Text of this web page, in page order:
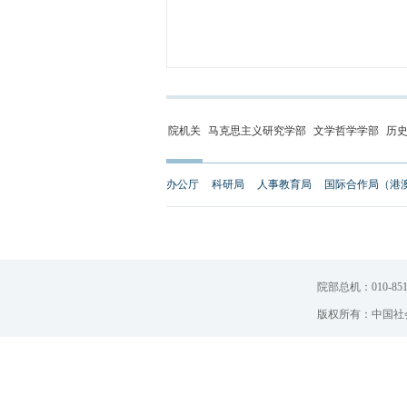
院机关 马克思主义研究学部 文学哲学学部 历
办公厅 科研局 人事教育局 国际合作局（港
院部总机：010-
版权所有：中国